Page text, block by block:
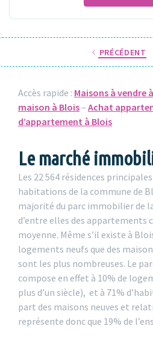
PRÉCÉDENT
Accès rapide : Maisons à vendre
maison à Blois– Achat
d’appartement à Blois
Le marché
Les 22 564 résidences
habitations de la commune de
majorité du parc immobilier de
d’entre elles des appartements
moyenne. Même s’il existe à
logements neufs que des
sont les plus nombreuses. Le
compose en effet à 10% de
plus d’un siècle), et à 71%
part des maisons neuves et
représente donc que 19% de